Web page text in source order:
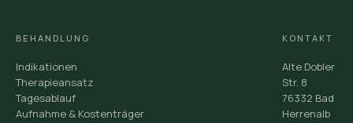
BEHANDLUNG
Indikationen
Therapieansatz
Tagesablauf
Aufnahme & Kostenträger
KONTAKT
Alte Dobler
Str. 8
76332 Bad
Herrenalb